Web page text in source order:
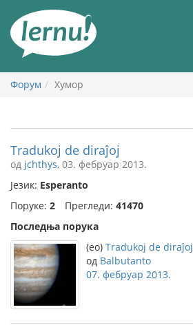
садржају
Форум Хумор
Tradukoj de diraĵoj
од jchthys, 03. фебруар 2013.
Језик: Esperanto
Поруке: 2 Прегледи: 41470
Последња порука
(eo) Tradukoj de diraĵoj
од Balbutanto
07. фебруар 2013.